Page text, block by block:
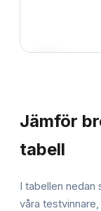
Jämför
tabell
I tabellen nedan
våra